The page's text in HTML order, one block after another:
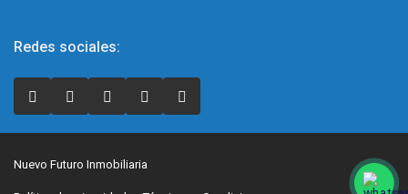
Redes sociales:
Nuevo Futuro Inmobiliaria